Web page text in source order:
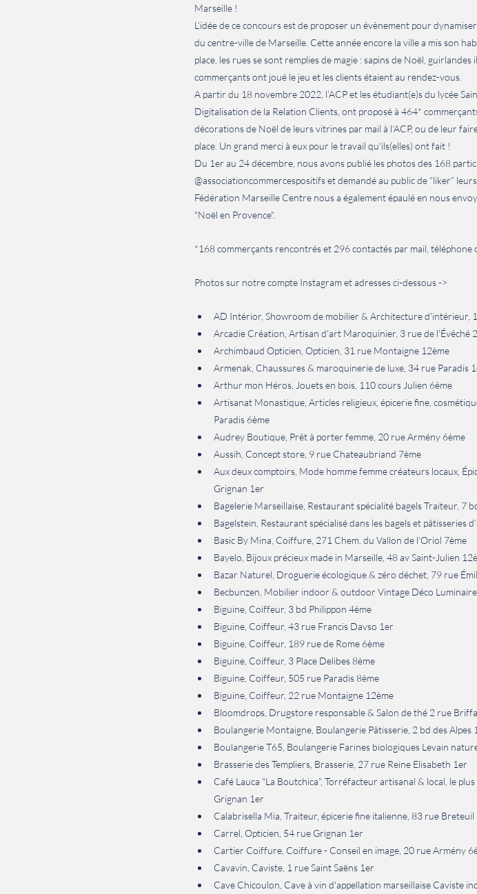
Marseille !
L’idée de ce concours est de proposer un évènement pour
du centre-ville de Marseille. Cette année encore la ville a mis son
place, les rues se sont remplies de magie : sapins de Noël,
commerçants ont joué le jeu et les clients étaient au rendez-vous.
A partir du 18 novembre 2022, l’ACP et les étudiant(e)s du lycée
Digitalisation de la Relation Clients, ont proposé à 464*
décorations de Noël de leurs vitrines par mail à l’ACP, ou de leur
place. Un grand merci à eux pour le travail qu'ils(elles) ont fait !
Du 1er au 24 décembre, nous avons publié les photos des 168
@associationcommercespositifs et demandé au public de “liker”
Fédération Marseille Centre nous a également épaulé en nous
"Noël en Provence".
*168 commerçants rencontrés et 296 contactés par mail, téléphone
Photos sur notre compte Instagram et adresses ci-dessous ->
AD Intérior, Showroom de mobilier & Architecture d'intérieur,
Arcadie Création, Artisan d'art Maroquinier, 3 rue de l'Évêché
Archimbaud Opticien, Opticien, 31 rue Montaigne 12ème
Armenak, Chaussures & maroquinerie de luxe, 34 rue Paradis
Arthur mon Héros, Jouets en bois, 110 cours Julien 6ème
Artisanat Monastique, Articles religieux, épicerie fine,
Paradis 6ème
Audrey Boutique, Prêt à porter femme, 20 rue Armény 6ème
Aussih, Concept store, 9 rue Chateaubriand 7ème
Aux deux comptoirs, Mode homme femme créateurs locaux,
Grignan 1er
Bagelerie Marseillaise, Restaurant spécialité bagels Traiteur, 7
Bagelstein, Restaurant spécialisé dans les bagels et pâtisseries
Basic By Mina, Coiffure, 271 Chem. du Vallon de l'Oriol 7ème
Bayelo, Bijoux précieux made in Marseille, 48 av Saint-Julien
Bazar Naturel, Droguerie écologique & zéro déchet, 79 rue
Becbunzen, Mobilier indoor & outdoor Vintage Déco
Biguine, Coiffeur, 3 bd Philippon 4ème
Biguine, Coiffeur, 43 rue Francis Davso 1er
Biguine, Coiffeur, 189 rue de Rome 6ème
Biguine, Coiffeur, 3 Place Delibes 8ème
Biguine, Coiffeur, 505 rue Paradis 8ème
Biguine, Coiffeur, 22 rue Montaigne 12ème
Bloomdrops, Drugstore responsable & Salon de thé 2 rue
Boulangerie Montaigne, Boulangerie Pâtisserie, 2 bd des Alpes
Boulangerie T65, Boulangerie Farines biologiques Levain
Brasserie des Templiers, Brasserie, 27 rue Reine Elisabeth 1er
Café Lauca "La Boutchica", Torréfacteur artisanal & local, le
Grignan 1er
Calabrisella Mia, Traiteur, épicerie fine italienne, 83 rue Breteuil
Carrel, Opticien, 54 rue Grignan 1er
Cartier Coiffure, Coiffure - Conseil en image, 20 rue Armény
Cavavin, Caviste, 1 rue Saint Saëns 1er
Cave Chicoulon, Cave à vin d'appellation marseillaise Caviste